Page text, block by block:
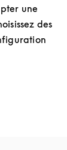
une
des
Tab